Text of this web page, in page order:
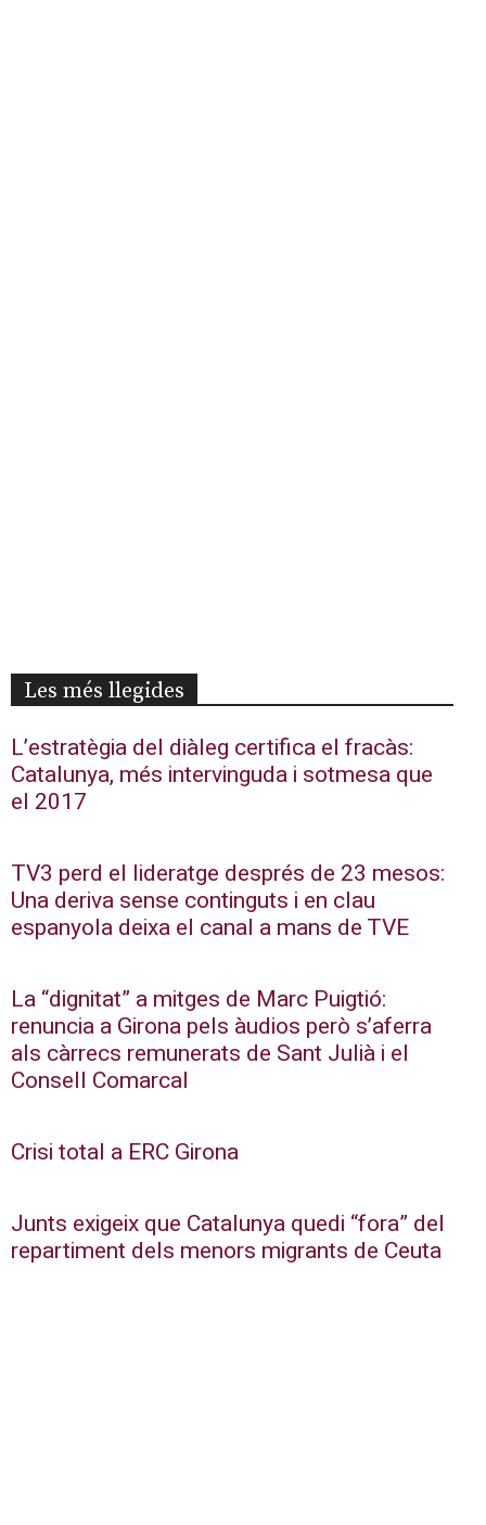
Les més llegides
L’estratègia del diàleg certifica el fracàs:
Catalunya, més intervinguda i sotmesa que
el 2017
TV3 perd el lideratge després de 23 mesos:
Una deriva sense continguts i en clau
espanyola deixa el canal a mans de TVE
La “dignitat” a mitges de Marc Puigtió:
renuncia a Girona pels àudios però s’aferra
als càrrecs remunerats de Sant Julià i el
Consell Comarcal
Crisi total a ERC Girona
Junts exigeix que Catalunya quedi “fora” del
repartiment dels menors migrants de Ceuta